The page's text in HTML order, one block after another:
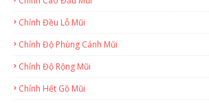
Chỉnh Đều Lỗ Mũi
Chỉnh Độ Phùng Cánh Mũi
Chỉnh Độ Rộng Mũi
Chỉnh Hết Gồ Mũi